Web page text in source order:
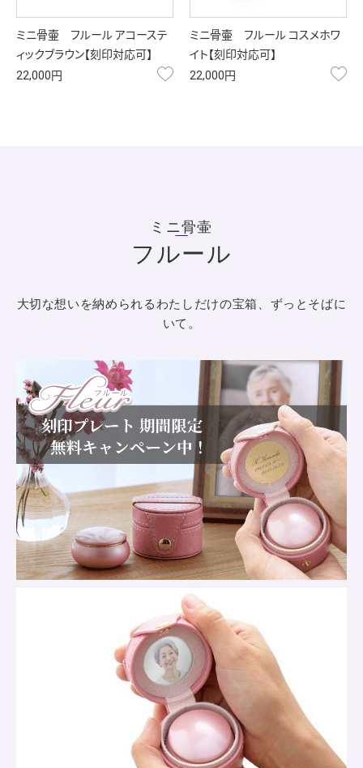
ミニ骨壷 フルール アコーステ
ィックブラウン【刻印対応可】
22,000円
お気に入り
ミニ骨壷 フルール コスメホワ
イト【刻印対応可】
22,000円
ミニ骨壷
フルール
大切な想いを納められるわたしだけの宝箱、ずっとそばに
いて。